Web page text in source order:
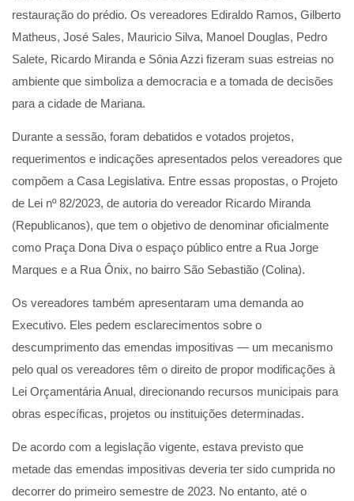
restauração do prédio. Os vereadores Ediraldo Ramos, Gilberto
Matheus, José Sales, Mauricio Silva, Manoel Douglas, Pedro
Salete, Ricardo Miranda e Sônia Azzi fizeram suas estreias no
ambiente que simboliza a democracia e a tomada de decisões
para a cidade de Mariana.
Durante a sessão, foram debatidos e votados projetos,
requerimentos e indicações apresentados pelos vereadores que
compõem a Casa Legislativa. Entre essas propostas, o Projeto
de Lei nº 82/2023, de autoria do vereador Ricardo Miranda
(Republicanos), que tem o objetivo de denominar oficialmente
como Praça Dona Diva o espaço público entre a Rua Jorge
Marques e a Rua Ônix, no bairro São Sebastião (Colina).
Os vereadores também apresentaram uma demanda ao
Executivo. Eles pedem esclarecimentos sobre o
descumprimento das emendas impositivas — um mecanismo
pelo qual os vereadores têm o direito de propor modificações à
Lei Orçamentária Anual, direcionando recursos municipais para
obras específicas, projetos ou instituições determinadas.
De acordo com a legislação vigente, estava previsto que
metade das emendas impositivas deveria ter sido cumprida no
decorrer do primeiro semestre de 2023. No entanto, até o